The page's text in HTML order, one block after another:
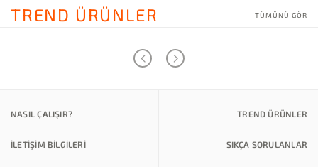
TREND ÜRÜNLER TÜMÜNÜ GÖR
NASIL ÇALIŞIR? TREND ÜRÜNLER
İLETİŞİM BİLGİLERİ SIKÇA SORULANLAR